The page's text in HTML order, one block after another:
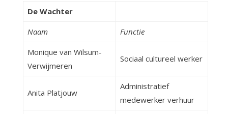
De Wachter
Naam
Functie
Monique van Wilsum-
Verwijmeren
Sociaal cultureel werker
Anita Platjouw
Administratief
medewerker verhuur